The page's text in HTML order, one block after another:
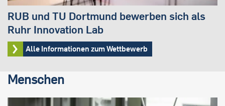
RUB und TU Dortmund bewerben sich als
Ruhr Innovation Lab
Alle Informationen zum Wettbewerb
Menschen